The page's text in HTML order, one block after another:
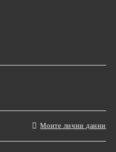
Моите лични данни